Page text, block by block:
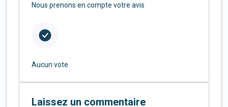
Nous prenons en compte votre avis
Aucun vote
Laissez un commentaire